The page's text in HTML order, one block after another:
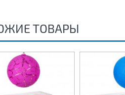
ТОВАРЫ